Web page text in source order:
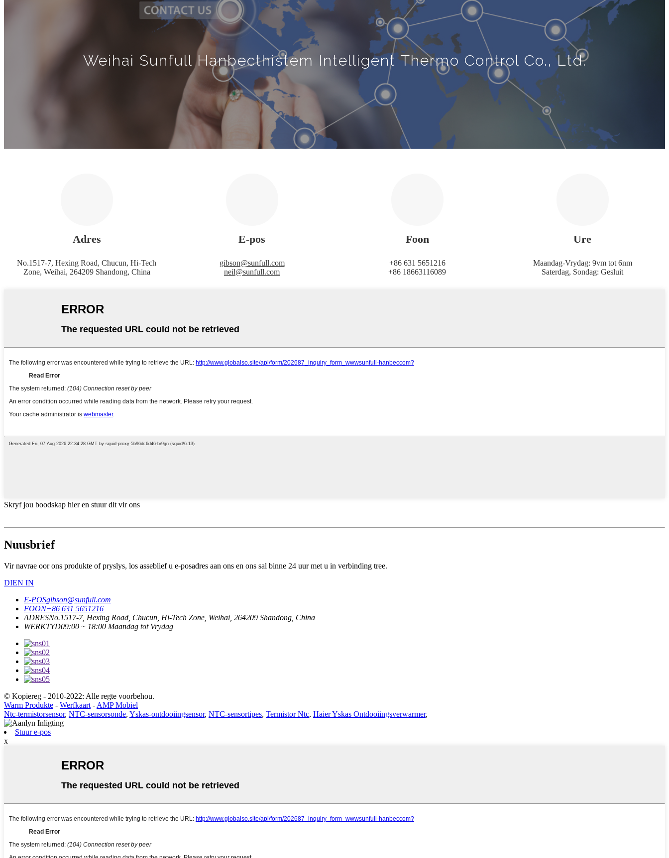
Weihai Sunfull Hanbecthistem Intelligent Thermo Control Co., Ltd.
Adres
No.1517-7, Hexing Road, Chucun, Hi-Tech
Zone, Weihai, 264209 Shandong, China
E-pos
gibson@sunfull.com
neil@sunfull.com
Foon
+86 631 5651216
+86 18663116089
Ure
Maandag-Vrydag: 9vm tot 6nm
Saterdag, Sondag: Gesluit
Skryf jou boodskap hier en stuur dit vir ons
Nuusbrief
Vir navrae oor ons produkte of pryslys, los asseblief u e-posadres aan ons en ons sal binne 24 uur met u in verbinding tree.
DIEN IN
E-POSgibson@sunfull.com
FOON+86 631 5651216
ADRESNo.1517-7, Hexing Road, Chucun, Hi-Tech Zone, Weihai, 264209 Shandong, China
WERKTYD09:00 ~ 18:00 Maandag tot Vrydag
© Kopiereg - 2010-2022: Alle regte voorbehou.
Warm Produkte - Werfkaart - AMP Mobiel
Ntc-termistorsensor, NTC-sensorsonde, Yskas-ontdooiingsensor, NTC-sensortipes, Termistor Ntc, Haier Yskas Ontdooiingsverwarmer,
Stuur e-pos
x